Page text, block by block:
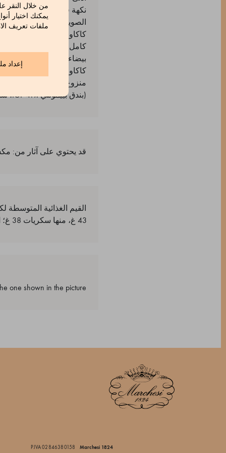
من خلال النقر
يمكنك اختيار
ملفات تعريف
إعداد
كاكاو من الإكوادور،
(بندق بييمونتي IGP 41٪، سكر، زبدة الكاكاو)، سكر، زبدة الكاكاو، حليب كامل الدسم مجفف، كتلة كاكاو، بندق، لوز،
قد يحتوي على آثار من:
43 غ، منها سكريات 38 غ؛ البروتين 9 غ؛ الملح 0,25 غ.
one shown in the picture.
Marchesi 1824
P.IVA 02846380158